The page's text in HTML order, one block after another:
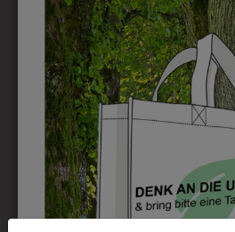
DRUCK
Perfekt für große Logos und für
kostet jede Farbe extra und ist
möglich. Waschbar bis zu 60°C.